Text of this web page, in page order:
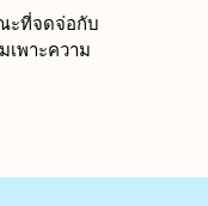
ะที่จดจ่อกับ
เพาะความ